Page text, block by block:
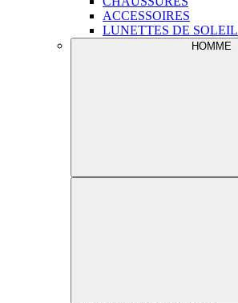
ACCESSOIRES
LUNETTES DE SOLEIL
HOMME